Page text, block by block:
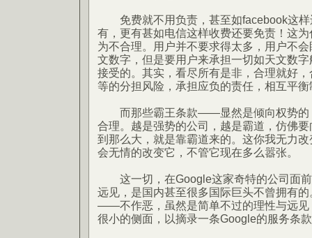
免费就不用负责，甚至如facebook这样
有，更有甚如电信这样收费还要免责！这
为不合理。用户并不要求得太多，用户不
文数字，但是要用户来承担一切如天文数
接受的。其实，看尽所有是非，合理就好
等的分担风险，承担应负的责任，相互平
而那些霸王条款——显然是倾向权势的
合理。越是强势的公司，越是霸道，仿佛
到那么大，就是靠霸道来的。这你我无力
会无情的改变它，不管它现在多么嚣张。
这一切，在Google这家奇特的公司面前
远见，是国内甚至很多国际巨头不曾拥有
——不作恶，虽然是简单不过的理性与远见
很小的侧面，以摘录一条Google的服务条